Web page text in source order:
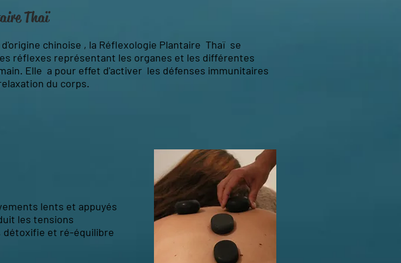
Thaï
chinoise , la Réflexologie Plantaire Thaï se
réflexes représentant les organes et les différentes
Elle a pour effet d'activer les défenses immunitaires
du corps.
lents et appuyés
les tensions
détoxifie et ré-équilibre